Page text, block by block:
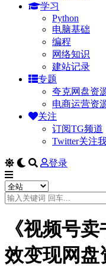
学习
Python
电脑基础
编程
网络知识
建站记录
专题
夸克网盘资
电商运营资
关注
订阅TG频道
Twitter关注
登录
《视频号
效变现网盘